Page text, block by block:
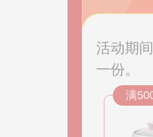
活动期
一份。
满